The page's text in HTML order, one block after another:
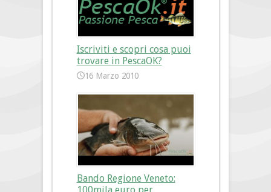
Iscriviti e scopri cosa puoi
trovare in PescaOK?
16 Marzo 2010
Bando Regione Veneto: